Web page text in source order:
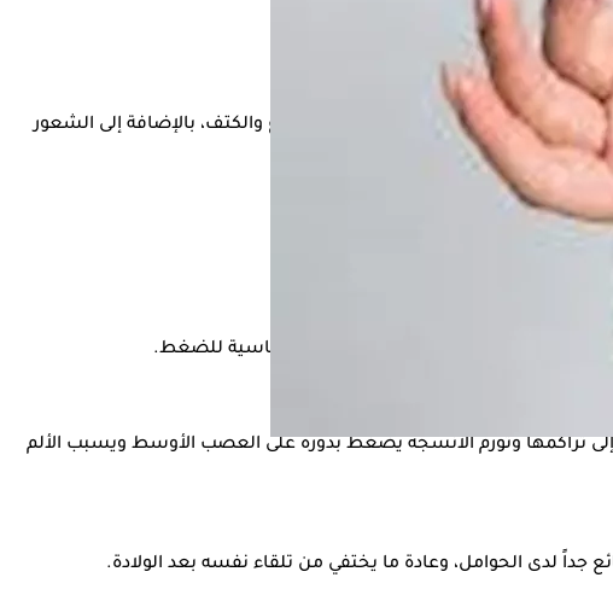
أو حارق قد يمتد من المعصم إلى الذراع والكتف، بالإضافة إلى الشعور
مما يجعل العصب الأوسط في اليد أكثر حساسية للضغط.
تراكمها وتورم الأنسجة يضغط بدوره على العصب الأوسط ويسبب الألم
لدى الحوامل، وعادة ما يختفي من تلقاء نفسه بعد الولادة.